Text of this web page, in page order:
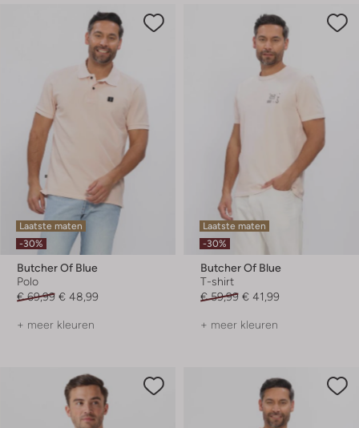
Laatste maten
-30%
Butcher Of Blue
Polo
€ 69,99 € 48,99
+ meer kleuren
Laatste maten
-30%
Butcher Of Blue
T-shirt
€ 59,99 € 41,99
+ meer kleuren